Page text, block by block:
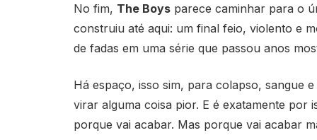
No fim, The Boysparece caminhar para o
construiu até aqui: um final feio, violento e
de fadas em uma série que passou anos
Há espaço, isso sim, para colapso, sangue
virar alguma coisa pior. E é exatamente por
porque vai acabar. Mas porque vai acabar